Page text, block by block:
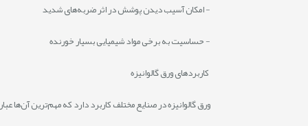
- امکان آسیب دیدن پوشش در اثر ضربه‌های شدید
- حساسیت به برخی مواد شیمیایی بسیار خورنده
کاربردهای ورق گالوانیزه
ورق گالوانیزه در صنایع مختلف کاربرد دارد که مهم‌ترین آن‌ها